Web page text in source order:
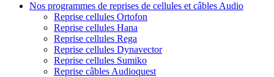
Nos programmes de reprises de cellules et câbles Audio
Reprise cellules Ortofon
Reprise cellules Hana
Reprise cellules Rega
Reprise cellules Dynavector
Reprise cellules Sumiko
Reprise câbles Audioquest